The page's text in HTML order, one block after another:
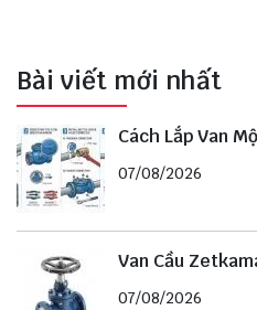
Bài viết mới nhất
Cách Lắp Van
07/08/2026
Van Cầu
07/08/2026